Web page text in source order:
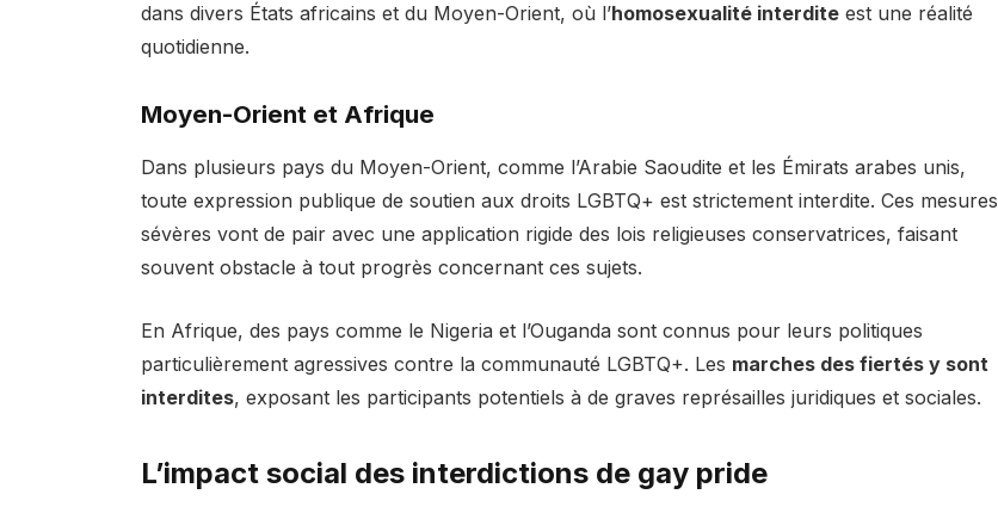
dans divers États africains et du Moyen-Orient, où l’homosexualité interditeest une réalité
quotidienne.
Moyen-Orient et Afrique
Dans plusieurs pays du Moyen-Orient, comme l’Arabie Saoudite et les Émirats arabes unis,
toute expression publique de soutien aux droits LGBTQ+ est strictement interdite. Ces mesures
sévères vont de pair avec une application rigide des lois religieuses conservatrices, faisant
souvent obstacle à tout progrès concernant ces sujets.
En Afrique, des pays comme le Nigeria et l’Ouganda sont connus pour leurs politiques
particulièrement agressives contre la communauté LGBTQ+. Les marches des fiertés y sont
interdites, exposant les participants potentiels à de graves représailles juridiques et sociales.
L’impact social des interdictions de gay pride